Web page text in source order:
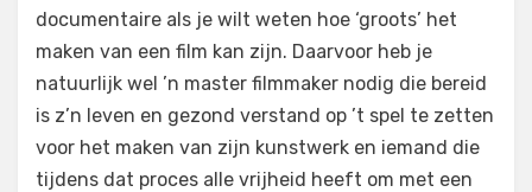
of
Darkness:
A
Filmmaker’s
Apocalypse
(1991)
documentaire als je wilt weten hoe ‘groots’ het
maken van een film kan zijn. Daarvoor heb je
natuurlijk wel ’n master filmmaker nodig die bereid
is z’n leven en gezond verstand op ’t spel te zetten
voor het maken van zijn kunstwerk en iemand die
tijdens dat proces alle vrijheid heeft om met een